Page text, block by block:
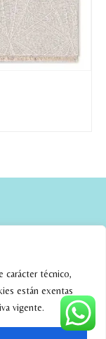
carácter técnico,
están exentas
vigente.
W Media